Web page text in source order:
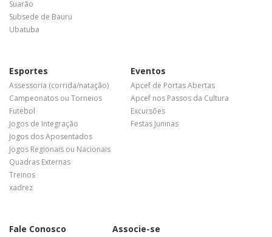
Suarão
Subsede de Bauru
Ubatuba
Esportes
Assessoria (corrida/natação)
Campeonatos ou Torneios
Futebol
Jogos de Integração
Jogos dos Aposentados
Jogos Regionais ou Nacionais
Quadras Externas
Treinos
xadrez
Eventos
Apcef de Portas Abertas
Apcef nos Passos da Cultura
Excursões
Festas Juninas
Fale Conosco Associe-se